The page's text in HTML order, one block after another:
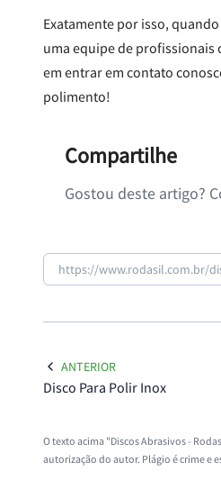
Exatamente por isso,
uma equipe de profissionais
em entrar em contato
polimento!
Compartilhe
Gostou deste artigo?
ANTERIOR
Disco Para Polir Inox
O texto acima "Discos Abrasivos -
autorização do autor. Plágio é crime e